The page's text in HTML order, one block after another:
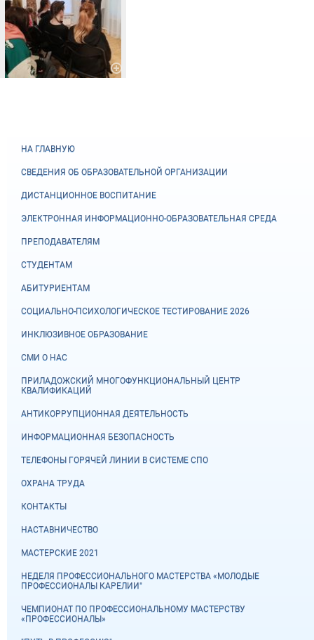
НА ГЛАВНУЮ
СВЕДЕНИЯ ОБ ОБРАЗОВАТЕЛЬНОЙ ОРГАНИЗАЦИИ
ДИСТАНЦИОННОЕ ВОСПИТАНИЕ
ЭЛЕКТРОННАЯ ИНФОРМАЦИОННО-ОБРАЗОВАТЕЛЬНАЯ СРЕДА
ПРЕПОДАВАТЕЛЯМ
СТУДЕНТАМ
АБИТУРИЕНТАМ
СОЦИАЛЬНО-ПСИХОЛОГИЧЕСКОЕ ТЕСТИРОВАНИЕ 2026
ИНКЛЮЗИВНОЕ ОБРАЗОВАНИЕ
СМИ О НАС
ПРИЛАДОЖСКИЙ МНОГОФУНКЦИОНАЛЬНЫЙ ЦЕНТР
КВАЛИФИКАЦИЙ
АНТИКОРРУПЦИОННАЯ ДЕЯТЕЛЬНОСТЬ
ИНФОРМАЦИОННАЯ БЕЗОПАСНОСТЬ
ТЕЛЕФОНЫ ГОРЯЧЕЙ ЛИНИИ В СИСТЕМЕ СПО
ОХРАНА ТРУДА
КОНТАКТЫ
НАСТАВНИЧЕСТВО
МАСТЕРСКИЕ 2021
НЕДЕЛЯ ПРОФЕССИОНАЛЬНОГО МАСТЕРСТВА «МОЛОДЫЕ
ПРОФЕССИОНАЛЫ КАРЕЛИИ"
ЧЕМПИОНАТ ПО ПРОФЕССИОНАЛЬНОМУ МАСТЕРСТВУ
«ПРОФЕССИОНАЛЫ»